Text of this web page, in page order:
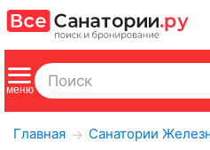
Главная → Санатории